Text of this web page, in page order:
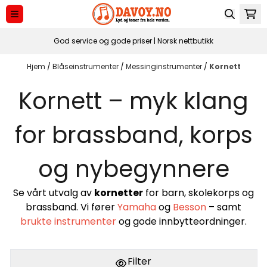
Hopp til innhold
God service og gode priser | Norsk nettbutikk
Hjem / Blåseinstrumenter / Messinginstrumenter / Kornett
Kornett – myk klang
for brassband, korps
og nybegynnere
Se vårt utvalg av kornetter for barn, skolekorps og
brassband. Vi førerYamahaog Besson – samt
brukte instrumenterog gode innbytteordninger.
Filter